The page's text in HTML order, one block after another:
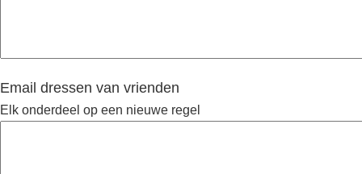
Email dressen van vrienden
Elk onderdeel op een nieuwe regel